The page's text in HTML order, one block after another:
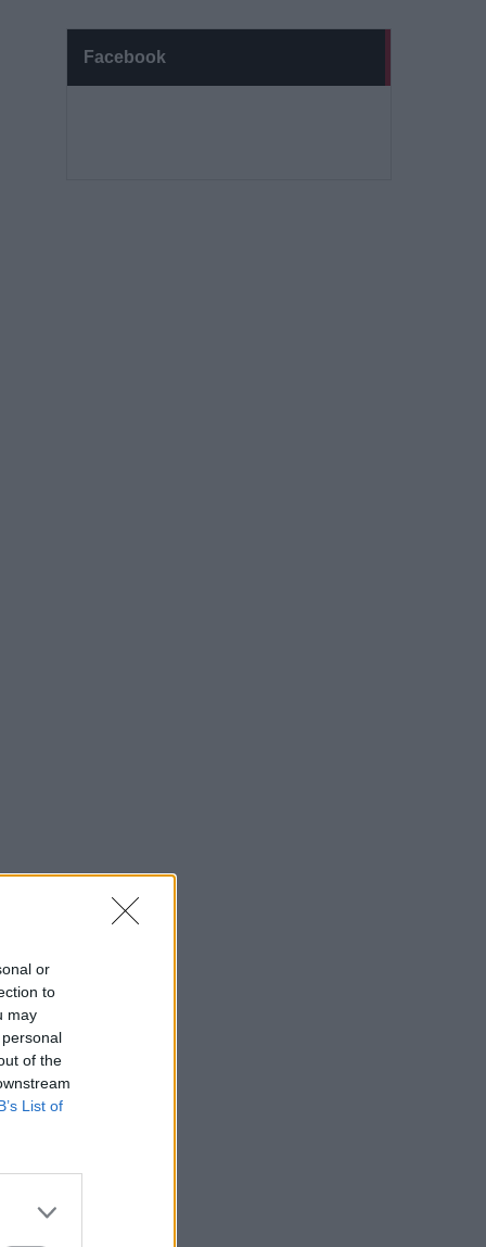
or
to
may
of the
List of
Facebook